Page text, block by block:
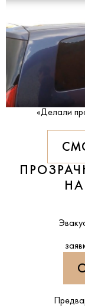
«Делали